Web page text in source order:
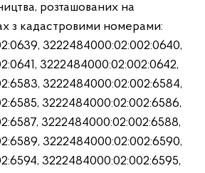
розташованих на
з кадастровими номерами:
3222484000:02:002:0640,
3222484000:02:002:0642,
3222484000:02:002:6584,
3222484000:02:002:6586,
3222484000:02:002:6588,
3222484000:02:002:6590,
3222484000:02:002:6595,